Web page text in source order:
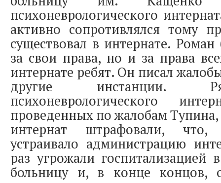
психоневрологического
активно сопротивлялся тому
существовал в интернате. Роман
за свои права, но и за права
интернате ребят. Он писал
другие инстанции.
психоневрологического
проведенных по жалобам Тупина,
интернат штрафовали, что,
устраивало администрацию
раз угрожали госпитализацией
больницу и, в конце концов,